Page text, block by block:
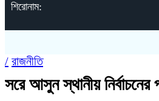
শিরোনাম:
/ রাজনীতি
সরে আসুন স্থানীয় নির্বাচনের